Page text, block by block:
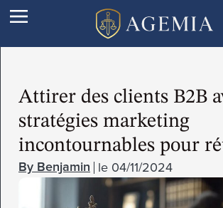
Attirer des clients B2B
stratégies marketing
incontournables pour
Benjamin le 04/11/2024